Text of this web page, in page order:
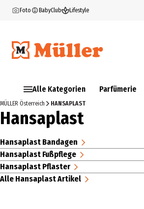
Foto BabyClub Lifestyle
Alle Kategorien Parfümerie
MÜLLER Österreich HANSAPLAST
Hansaplast
Hansaplast Bandagen
Hansaplast Fußpflege
Hansaplast Pflaster
Alle Hansaplast Artikel